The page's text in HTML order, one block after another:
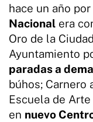
hace un año
Nacional era
Oro de la
Ayuntamiento
paradas a
búhos; Carnero
Escuela de
en nuevo